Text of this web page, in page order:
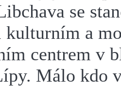
se
kulturním a
centrem v
Málo kdo